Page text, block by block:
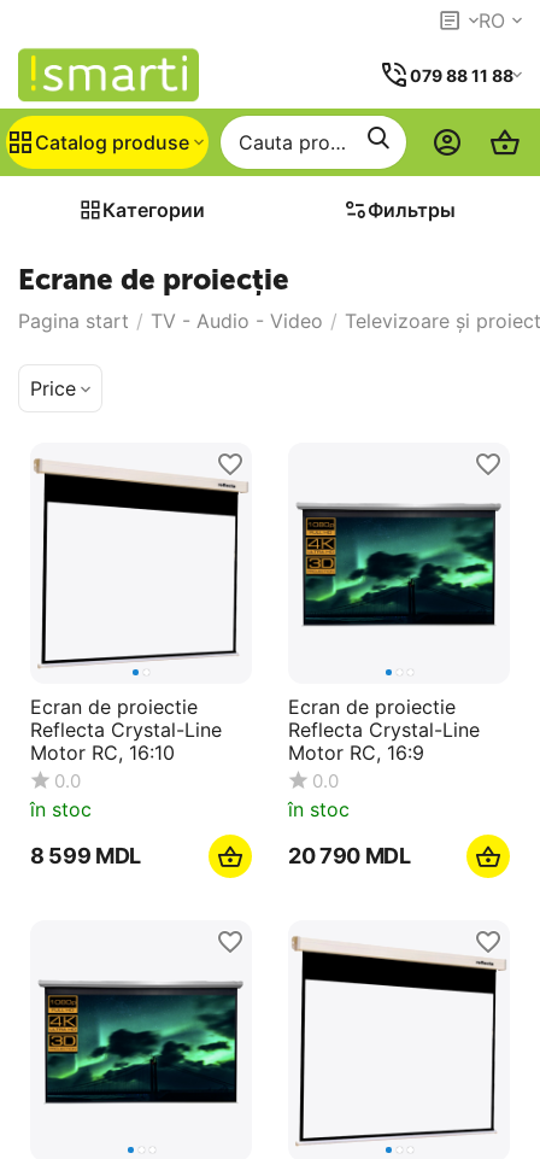
RO
079 88 11 88
Catalog produse
Категории Фильтры
Ecrane de proiecție
Pagina start / TV - Audio - Video / Televizoare și
Price
Ecran de proiectie
Reflecta Crystal-Line
Motor RC, 16:10
0.0
în stoc
8 599 MDL
Ecran de proiectie
Reflecta Crystal-Line
Motor RC, 16:9
0.0
în stoc
20 790 MDL